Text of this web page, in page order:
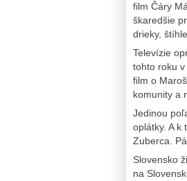
film Čáry
škaredšie
drieky,
Televízie
tohto roku
film o
komunity a
Jedinou
oplátky. A k
Zuberca.
Slovensko
na